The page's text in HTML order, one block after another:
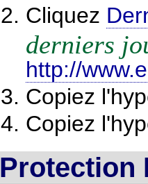
Cliquez
derniers
http://
Copiez
Copiez